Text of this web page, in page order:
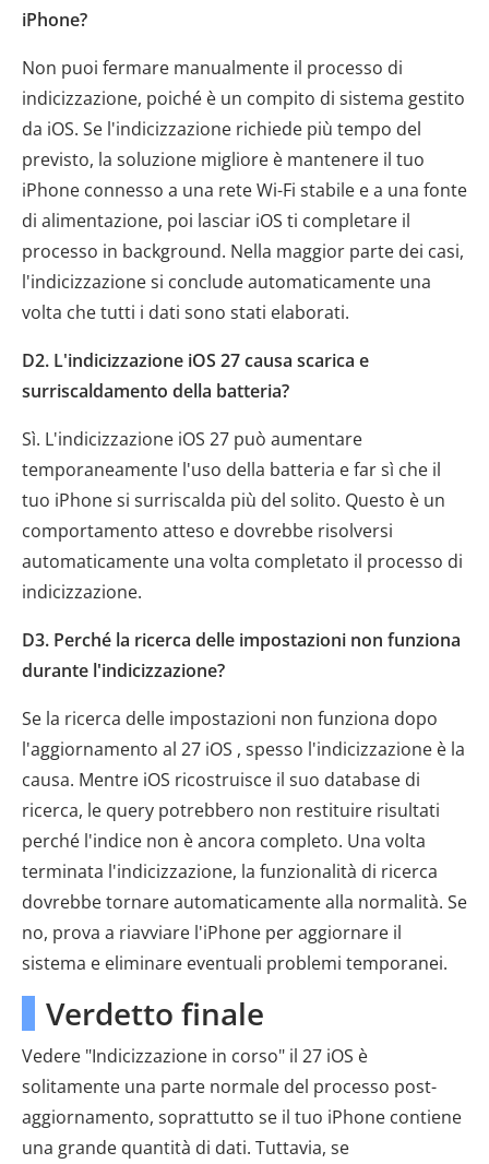
iPhone?
Non puoi fermare manualmente il processo di
indicizzazione, poiché è un compito di sistema gestito
da iOS. Se l'indicizzazione richiede più tempo del
previsto, la soluzione migliore è mantenere il tuo
iPhone connesso a una rete Wi-Fi stabile e a una fonte
di alimentazione, poi lasciar iOS ti completare il
processo in background. Nella maggior parte dei casi,
l'indicizzazione si conclude automaticamente una
volta che tutti i dati sono stati elaborati.
D2. L'indicizzazione iOS 27 causa scarica e
surriscaldamento della batteria?
Sì. L'indicizzazione iOS 27 può aumentare
temporaneamente l'uso della batteria e far sì che il
tuo iPhone si surriscalda più del solito. Questo è un
comportamento atteso e dovrebbe risolversi
automaticamente una volta completato il processo di
indicizzazione.
D3. Perché la ricerca delle impostazioni non funziona
durante l'indicizzazione?
Se la ricerca delle impostazioni non funziona dopo
l'aggiornamento al 27 iOS , spesso l'indicizzazione è la
causa. Mentre iOS ricostruisce il suo database di
ricerca, le query potrebbero non restituire risultati
perché l'indice non è ancora completo. Una volta
terminata l'indicizzazione, la funzionalità di ricerca
dovrebbe tornare automaticamente alla normalità. Se
no, prova a riavviare l'iPhone per aggiornare il
sistema e eliminare eventuali problemi temporanei.
Verdetto finale
Vedere "Indicizzazione in corso" il 27 iOS è
solitamente una parte normale del processo post-
aggiornamento, soprattutto se il tuo iPhone contiene
una grande quantità di dati. Tuttavia, se